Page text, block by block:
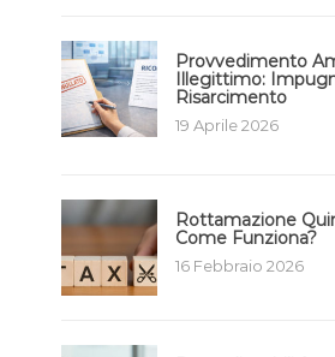
Provvedimento
Illegittimo:
Risarcimento
19 Aprile 2026
Rottamazione
Come Funziona?
16 Febbraio 2026